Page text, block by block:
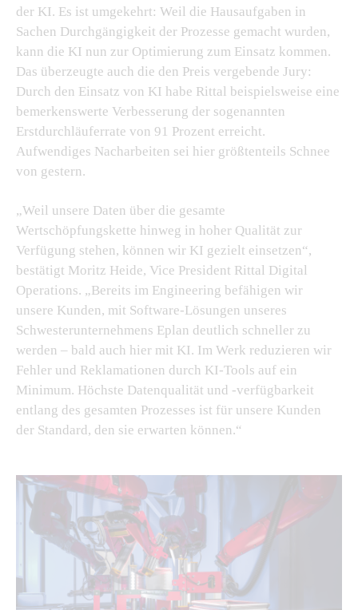
der KI. Es ist umgekehrt: Weil die Hausaufgaben in
Sachen Durchgängigkeit der Prozesse gemacht wurden,
kann die KI nun zur Optimierung zum Einsatz kommen.
Das überzeugte auch die den Preis vergebende Jury:
Durch den Einsatz von KI habe Rittal beispielsweise eine
bemerkenswerte Verbesserung der sogenannten
Erstdurchläuferrate von 91 Prozent erreicht.
Aufwendiges Nacharbeiten sei hier größtenteils Schnee
von gestern.
„Weil unsere Daten über die gesamte
Wertschöpfungskette hinweg in hoher Qualität zur
Verfügung stehen, können wir KI gezielt einsetzen“,
bestätigt Moritz Heide, Vice President Rittal Digital
Operations. „Bereits im Engineering befähigen wir
unsere Kunden, mit Software-Lösungen unseres
Schwesterunternehmens Eplan deutlich schneller zu
werden – bald auch hier mit KI. Im Werk reduzieren wir
Fehler und Reklamationen durch KI-Tools auf ein
Minimum. Höchste Datenqualität und -verfügbarkeit
entlang des gesamten Prozesses ist für unsere Kunden
der Standard, den sie erwarten können.“